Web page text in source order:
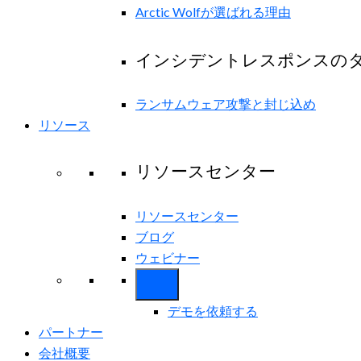
Arctic Wolfが選ばれる理由
インシデントレスポンスの
ランサムウェア攻撃と封じ込め
リソース
リソースセンター
リソースセンター
ブログ
ウェビナー
デモを依頼する
パートナー
会社概要